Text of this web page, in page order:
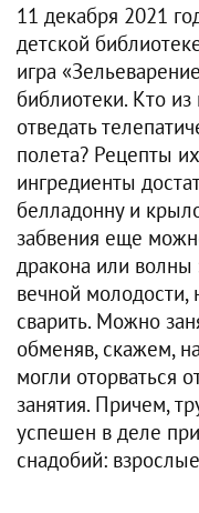
11 декабря 2021
детской
игра
библиотеки. Кто
отведать
полета? Рецепты
ингредиенты
белладонну и
забвения еще
дракона или волны
вечной молодости,
сварить. Можно
обменяв, скажем,
могли оторваться
занятия. Причем,
успешен в деле
снадобий: